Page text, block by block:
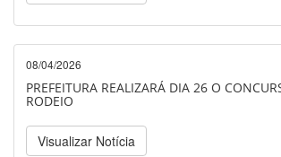
08/04/2026
PREFEITURA REALIZARÁ DIA 26 O
RODEIO
Visualizar Notícia